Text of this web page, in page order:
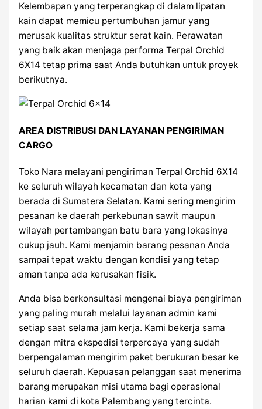
Kelembapan yang terperangkap di dalam lipatan
kain dapat memicu pertumbuhan jamur yang
merusak kualitas struktur serat kain. Perawatan
yang baik akan menjaga performa Terpal Orchid
6X14 tetap prima saat Anda butuhkan untuk proyek
berikutnya.
AREA DISTRIBUSI DAN LAYANAN PENGIRIMAN
CARGO
Toko Nara melayani pengiriman Terpal Orchid 6X14
ke seluruh wilayah kecamatan dan kota yang
berada di Sumatera Selatan. Kami sering mengirim
pesanan ke daerah perkebunan sawit maupun
wilayah pertambangan batu bara yang lokasinya
cukup jauh. Kami menjamin barang pesanan Anda
sampai tepat waktu dengan kondisi yang tetap
aman tanpa ada kerusakan fisik.
Anda bisa berkonsultasi mengenai biaya pengiriman
yang paling murah melalui layanan admin kami
setiap saat selama jam kerja. Kami bekerja sama
dengan mitra ekspedisi terpercaya yang sudah
berpengalaman mengirim paket berukuran besar ke
seluruh daerah. Kepuasan pelanggan saat menerima
barang merupakan misi utama bagi operasional
harian kami di kota Palembang yang tercinta.